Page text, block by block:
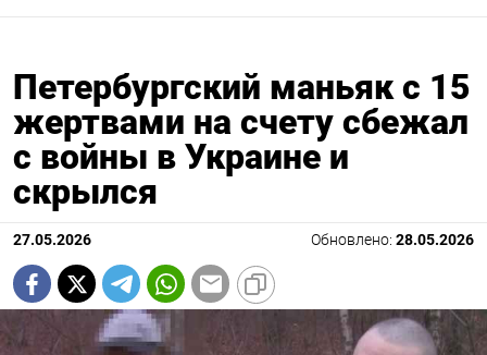
Петербургский маньяк с 15
жертвами на счету сбежал
с войны в Украине и
скрылся
27.05.2026 Обновлено: 28.05.2026